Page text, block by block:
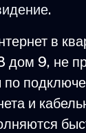
в
дом 9, не
по
и